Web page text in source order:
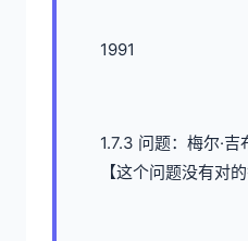
1991
1.7.3 问题：梅尔·
【这个问题没有对的